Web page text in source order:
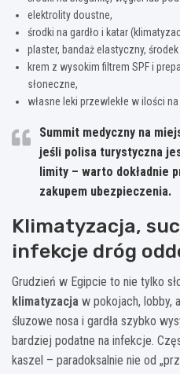
elektrolity doustne,
środki na gardło i katar
plaster, bandaż elastyczny,
krem z wysokim filtrem SPF i
słoneczne,
własne leki przewlekłe w ilości
Summit medyczny na
jeśli polisa turystyczna
limity – warto dokładnie
zakupem ubezpieczenia.
Klimatyzacja,
infekcje dróg
Grudzień w Egipcie to nie tylko
klimatyzacja w pokojach, lobby,
śluzowe nosa i gardła szybko
bardziej podatne na infekcje.
kaszel – paradoksalnie nie od